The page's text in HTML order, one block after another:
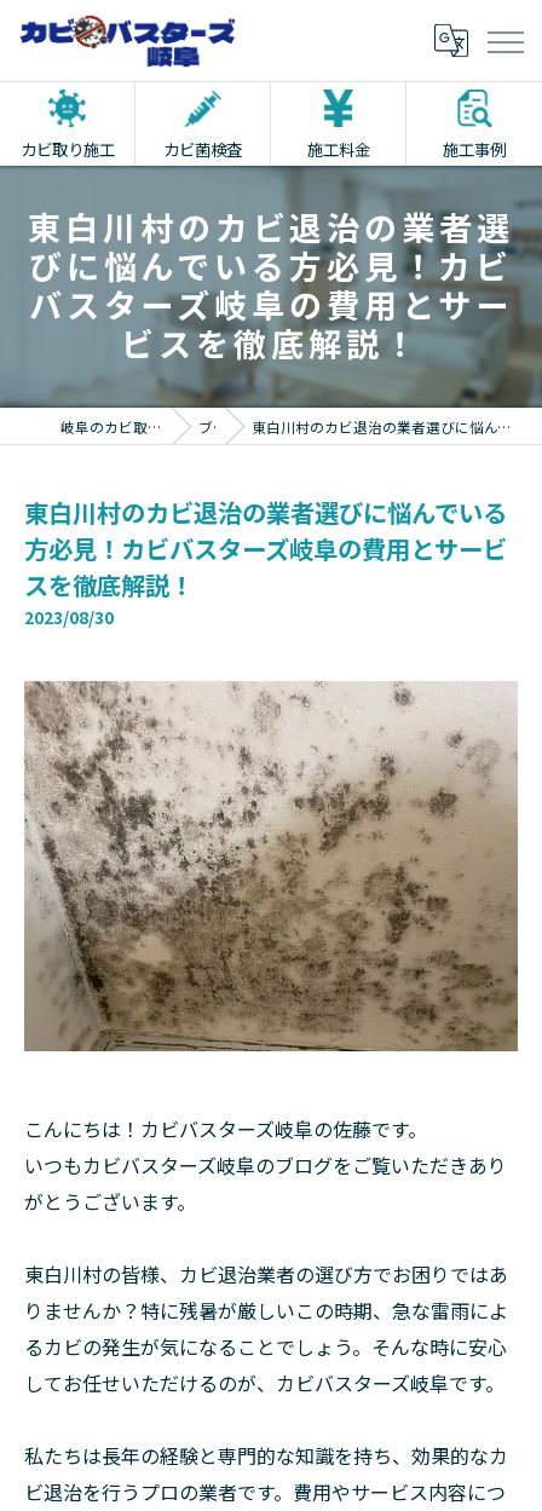
カビ取り施工 カビ菌検査 施工料金 施工事例
東白川村のカビ退治の業者選
びに悩んでいる方必見！カビ
バスターズ岐阜の費用とサー
ビスを徹底解説！
岐阜のカビ取りならカビバスターズ岐阜 ブログ 東白川村のカビ退治の業者選びに悩んでいる方必見！カビバスターズ岐阜の費用とサービスを徹底解説！
東白川村のカビ退治の業者選びに悩んでいる
方必見！カビバスターズ岐阜の費用とサービ
スを徹底解説！
2023/08/30
こんにちは！カビバスターズ岐阜の佐藤です。
いつもカビバスターズ岐阜のブログをご覧いただきあり
がとうございます。
東白川村の皆様、カビ退治業者の選び方でお困りではあ
りませんか？特に残暑が厳しいこの時期、急な雷雨によ
るカビの発生が気になることでしょう。そんな時に安心
してお任せいただけるのが、カビバスターズ岐阜です。
私たちは長年の経験と専門的な知識を持ち、効果的なカ
ビ退治を行うプロの業者です。費用やサービス内容につ